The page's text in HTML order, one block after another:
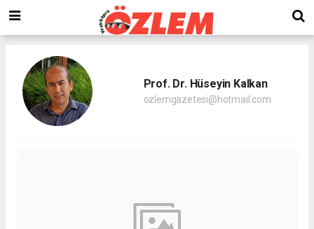
Prof. Dr. Hüseyin Kalkan
ozlemgazetesi@hotmail.com